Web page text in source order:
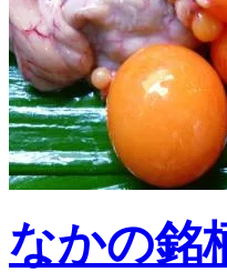
なかの銘